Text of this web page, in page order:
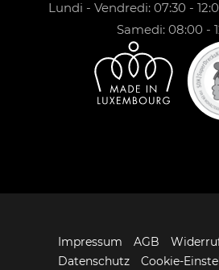
Lundi - Vendredi: 07:30 -
Samedi: 08:00 -
Impressum AGB
Datenschutz
Cookie-